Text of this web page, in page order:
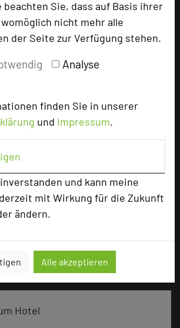
Sie, dass auf Basis ihrer
nicht mehr alle
der Seite zur Verfügung stehen.
Analyse
finden Sie in unserer
und Impressum.
und kann meine
mit Wirkung für die Zukunft
ändern.
Alle akzeptieren
65
80
für
Klausur
Hotels wurden in den
Tagen auf diesem Portal aufgerufen.
Hotel